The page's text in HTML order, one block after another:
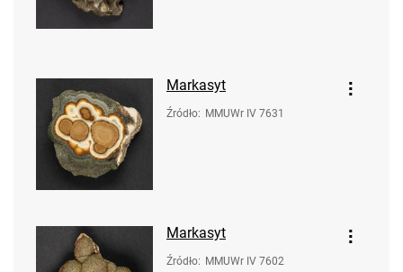
Markasyt
Źródło: MMUWr IV 7631
Markasyt
Źródło: MMUWr IV 7602